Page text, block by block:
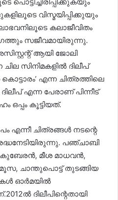
വിസ്മയിപ്പിക്കുയും
കലാജീവിതം
സജീവമായിരുന്നു.
ആയി ജോലി
സിനിമകളിൽ ദിലീപ്
എന്ന ചിത്രത്തിലെ
എന്ന പേരാണ് പിന്നീട്
ഒപ്പം കൂട്ടിയത്.
ചിത്രങ്ങൾ നടന്റെ
പഞ്ചാബി
മീശ മാധവൻ,
ചാന്തുപൊട്ട് തുടങ്ങിയ
ഓർമയിൽ
ദിലീപിന്റെതായി